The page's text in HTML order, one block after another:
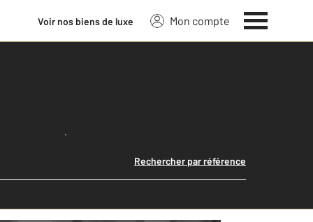
Voir nos biens de luxe Mon compte
Lancer ma recherche
Rechercher par référence